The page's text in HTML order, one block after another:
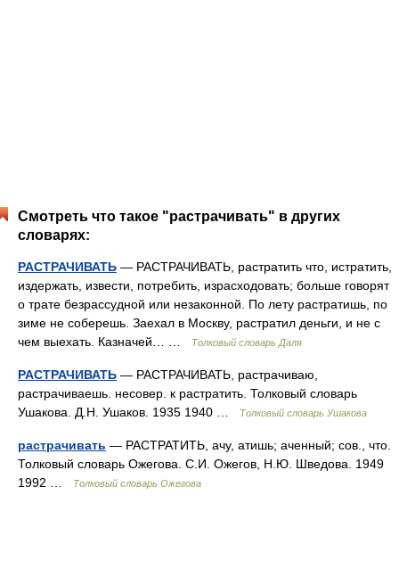
Смотреть что такое "растрачивать" в других
словарях:
РАСТРАЧИВАТЬ — РАСТРАЧИВАТЬ, растратить что, истратить,
издержать, извести, потребить, израсходовать; больше говорят
о трате безрассудной или незаконной. По лету растратишь, по
зиме не соберешь. Заехал в Москву, растратил деньги, и не с
чем выехать. Казначей… …
Толковый словарь Даля
РАСТРАЧИВАТЬ — РАСТРАЧИВАТЬ, растрачиваю,
растрачиваешь. несовер. к растратить. Толковый словарь
Ушакова. Д.Н. Ушаков. 1935 1940 …
Толковый словарь Ушакова
растрачивать — РАСТРАТИТЬ, ачу, атишь; аченный; сов., что.
Толковый словарь Ожегова. С.И. Ожегов, Н.Ю. Шведова. 1949
1992 …
Толковый словарь Ожегова